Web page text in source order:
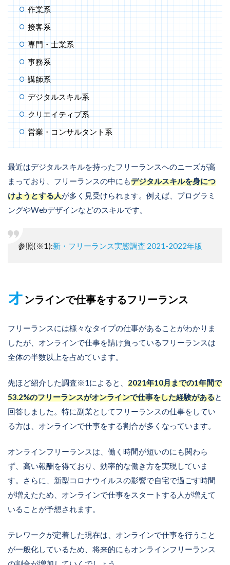
作業系
接客系
専門・士業系
事務系
講師系
デジタルスキル系
クリエイティブ系
営業・コンサルタント系
最近はデジタルスキルを持ったフリーランスへのニーズが高
まっており、フリーランスの中にもデジタルスキルを身につ
けようとする人が多く見受けられます。例えば、プログラミ
ングやWebデザインなどのスキルです。
参照(※1):新・フリーランス実態調査 2021-2022年版
オ ンラインで仕事をするフリーランス
フリーランスには様々なタイプの仕事があることがわかりま
したが、オンラインで仕事を請け負っているフリーランスは
全体の半数以上を占めています。
先ほど紹介した調査※1によると、 2021年10月までの1年間で
53.2%のフリーランスがオンラインで仕事をした経験があると
回答しました。特に副業としてフリーランスの仕事をしてい
る方は、オンラインで仕事をする割合が多くなっています。
オンラインフリーランスは、働く時間が短いのにも関わら
ず、高い報酬を得ており、効率的な働き方を実現していま
す。さらに、新型コロナウイルスの影響で自宅で過ごす時間
が増えたため、オンラインで仕事をスタートする人が増えて
いることが予想されます。
テレワークが定着した現在は、オンラインで仕事を行うこと
が一般化しているため、将来的にもオンラインフリーランス